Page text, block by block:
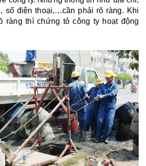
số điện thoại,…cần phải rõ ràng. Khi
ràng thì chứng tỏ công ty hoạt động